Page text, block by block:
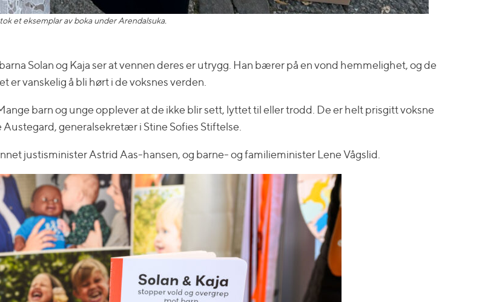
et eksemplar av boka under Arendalsuka.
Solan og Kaja ser at vennen deres er utrygg. Han bærer på en vond hemmelighet, og de
vanskelig å bli hørt i de voksnes verden.
barn og unge opplever at de ikke blir sett, lyttet til eller trodd. De er helt prisgitt voksne
generalsekretær i Stine Sofies Stiftelse.
justisminister Astrid Aas-hansen, og barne- og familieminister Lene Vågslid.